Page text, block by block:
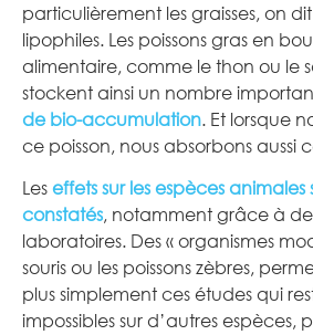
particulièrement les graisses, on dit
lipophiles. Les poissons gras en
alimentaire, comme le thon ou le
stockent ainsi un nombre
de bio-accumulation. Et lorsque
ce poisson, nous absorbons aussi
Les effets sur les espèces
constatés, notamment grâce à
laboratoires. Des « organismes
souris ou les poissons zèbres,
plus simplement ces études qui
impossibles sur d’autres espèces,